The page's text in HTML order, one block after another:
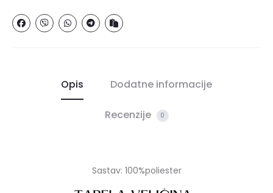
Opis Dodatne informacije
Recenzije 0
Sastav: 100%poliester